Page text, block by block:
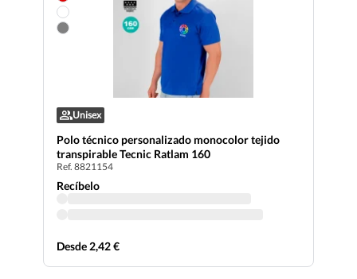
Unisex
Polo técnico personalizado monocolor tejido
transpirable Tecnic Ratlam 160
Ref. 8821154
Recíbelo
Desde 2,42 €